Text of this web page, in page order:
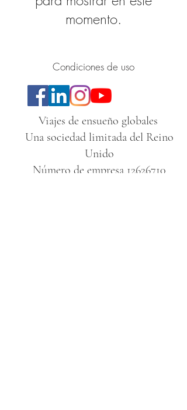
momento.
Condiciones de uso
Viajes de ensueño globales
Una sociedad limitada del Reino
Unido
Número de empresa 12626710